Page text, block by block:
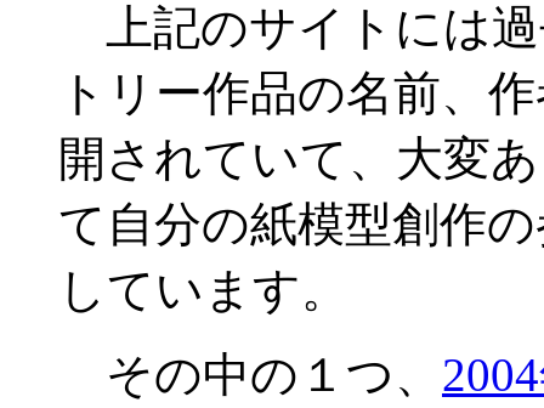
上記のサイトには
トリー作品の名前、
開されていて、大変
て自分の紙模型創作
しています。
その中の１つ、